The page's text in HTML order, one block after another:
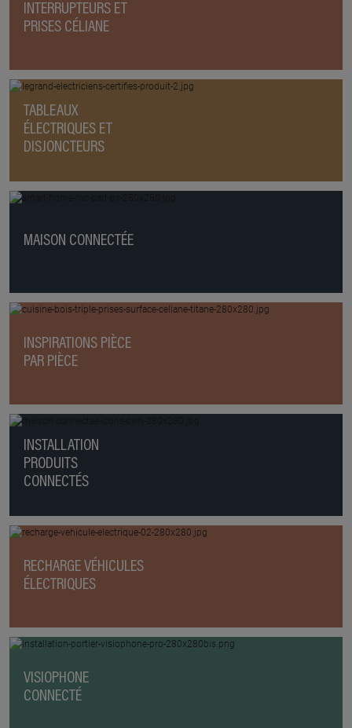
INTERRUPTEURS ET
PRISES CÉLIANE
TABLEAUX
ÉLECTRIQUES ET
DISJONCTEURS
MAISON CONNECTÉE
INSPIRATIONS PIÈCE
PAR PIÈCE
INSTALLATION
PRODUITS
CONNECTÉS
RECHARGE VÉHICULES
ÉLECTRIQUES
VISIOPHONE
CONNECTÉ